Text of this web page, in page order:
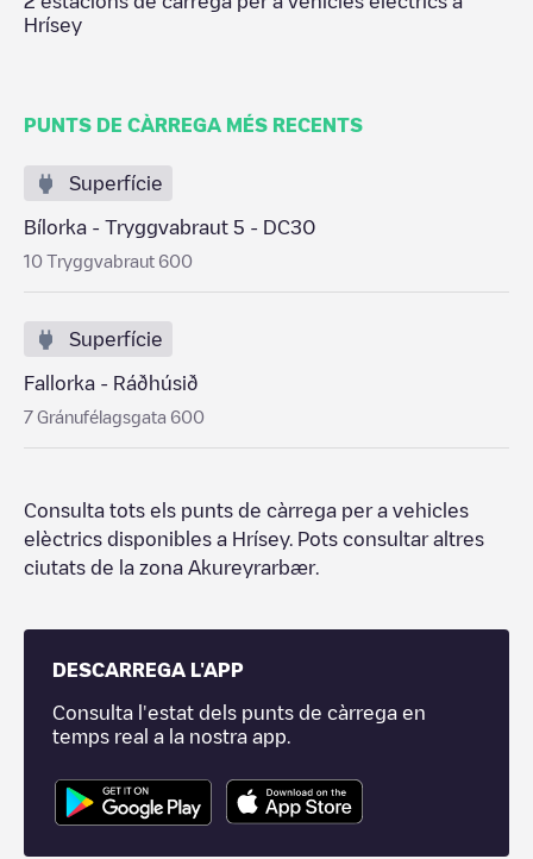
Hrísey
PUNTS DE CÀRREGA MÉS RECENTS
Superfície
Bílorka - Tryggvabraut 5 - DC30
10 Tryggvabraut 600
Superfície
Fallorka - Ráðhúsið
7 Gránufélagsgata 600
Consulta tots els punts de càrrega per a vehicles
elèctrics disponibles a Hrísey. Pots consultar altres
ciutats de la zona Akureyrarbær.
DESCARREGA L'APP
Consulta l'estat dels punts de càrrega en
temps real a la nostra app.